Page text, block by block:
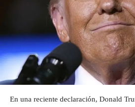
En una reciente declaración, Donald